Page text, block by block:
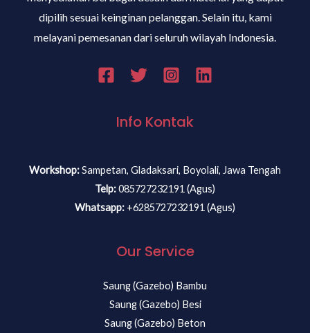
dipilih sesuai keinginan pelanggan. Selain itu, kami
melayani pemesanan dari seluruh wilayah Indonesia.
Info Kontak
Workshop:Sampetan, Gladaksari, Boyolali, Jawa Tengah
Telp:085727232191 (Agus)
Whatsapp: +6285727232191 (Agus)
Our Service
Saung (Gazebo) Bambu
Saung (Gazebo) Besi
Saung (Gazebo) Beton